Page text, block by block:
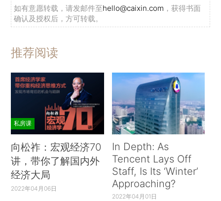
如有意愿转载，请发邮件至hello@caixin.com ，获得书面
确认及授权后，方可转载。
推荐阅读
私房课
向松祚：宏观经济70
讲，带你了解国内外
经济大局
2022年04月06日
In Depth: As
Tencent Lays Off
Staff, Is Its ‘Winter’
Approaching?
2022年04月01日